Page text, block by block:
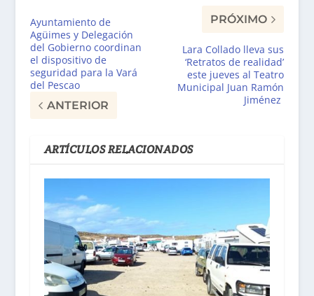
Ayuntamiento de
Agüimes y Delegación
del Gobierno coordinan
el dispositivo de
seguridad para la Vará
del Pescao
ANTERIOR
PRÓXIMO
Lara Collado lleva sus
‘Retratos de realidad’
este jueves al Teatro
Municipal Juan Ramón
Jiménez
ARTÍCULOS RELACIONADOS